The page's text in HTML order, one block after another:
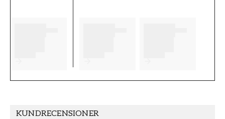
KUNDRECENSIONER